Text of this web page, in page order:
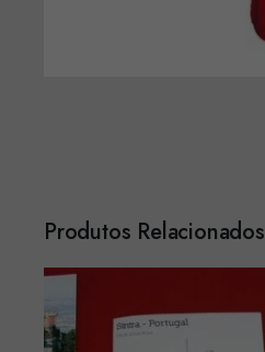
Produtos Relacionados